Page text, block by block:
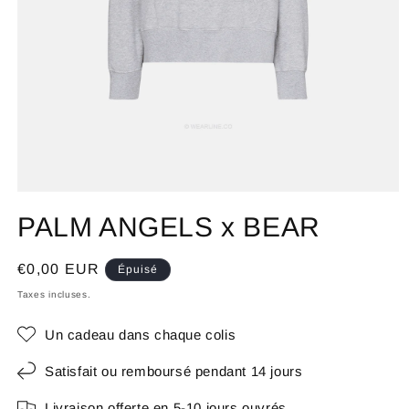
PALM ANGELS x BEAR
Prix
habituel
€0,00 EUR Épuisé
Taxes incluses.
Un cadeau dans chaque colis
Satisfait ou remboursé pendant 14 jours